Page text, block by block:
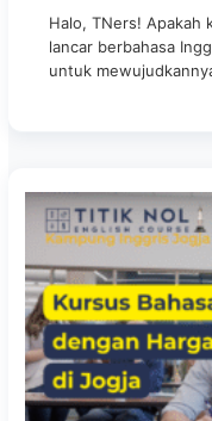
Halo, TNers! Apakah
lancar berbahasa
untuk